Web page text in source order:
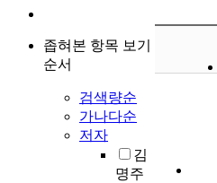
좁혀본 항목 보기
순서
검색량순
가나다순
저자
김
명주